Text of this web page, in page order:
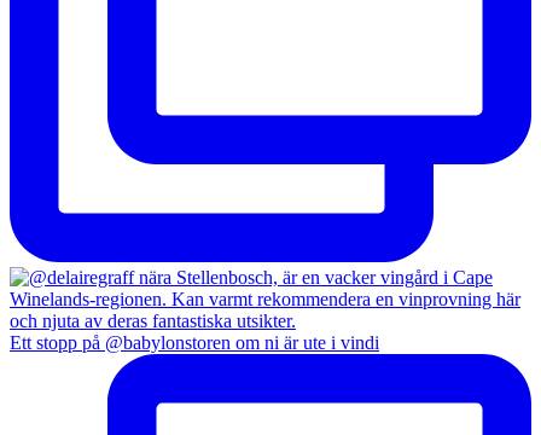
Ett stopp på @babylonstoren om ni är ute i vindi